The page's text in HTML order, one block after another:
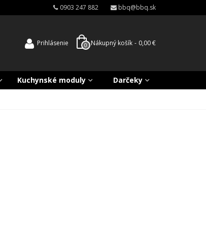
0903 247 882 bbq@bbq.sk
Prihlásenie 0 Nákupný košík - 0,00 €
Kuchynské moduly Darčeky